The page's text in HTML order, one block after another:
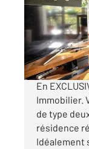
1
par mois
En
Immobilier.
de type
résidence
Idéalement